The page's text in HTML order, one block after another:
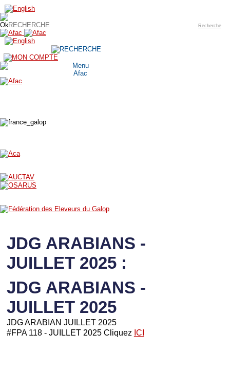
Recherche
JDG ARABIANS -
JUILLET 2025 :
JDG ARABIANS -
JUILLET 2025
JDG ARABIAN JUILLET 2025
#FPA 118 - JUILLET 2025 Cliquez ICI